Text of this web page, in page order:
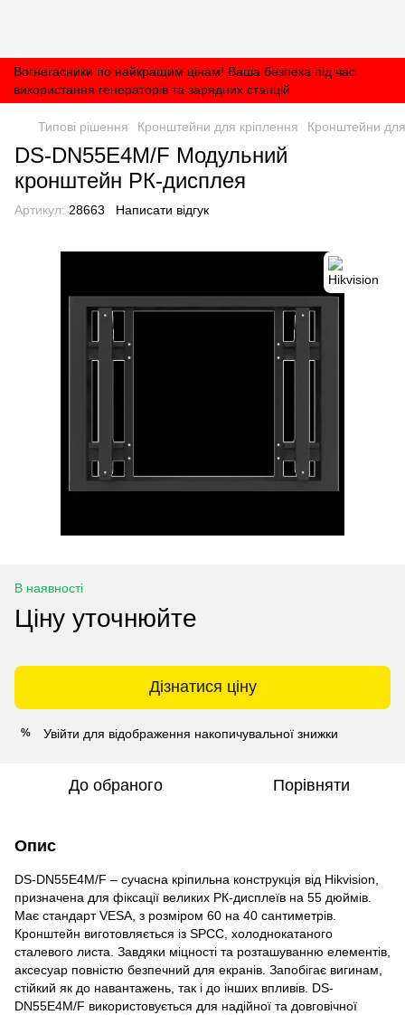
Вогнегасники по найкращим цінам! Ваша безпека під час
використання генераторів та зарядних станцій
Типові рішення Кронштейни для кріплення Кронштейни
DS-DN55E4M/F Модульний
кронштейн РК-дисплея
Артикул: 28663 Написати відгук
В наявності
Ціну уточнюйте
Дізнатися ціну
% Увійти для відображення накопичувальної знижки
До обраного Порівняти
Опис
DS-DN55E4M/F – сучасна кріпильна конструкція від Hikvision,
призначена для фіксації великих РК-дисплеїв на 55 дюймів.
Має стандарт VESA, з розміром 60 на 40 сантиметрів.
Кронштейн виготовляється із SPCC, холоднокатаного
сталевого листа. Завдяки міцності та розташуванню елементів,
аксесуар повністю безпечний для екранів. Запобігає вигинам,
стійкий як до навантажень, так і до інших впливів. DS-
DN55E4M/F використовується для надійної та довговічної